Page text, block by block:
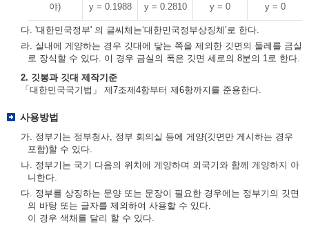
야)
y = 0.1988
y = 0.2810
y = 0
y = 0
다. '대한민국정부' 의 글씨체는‘대한민국정부상징체’로 한다.
라. 실내에 게양하는 경우 깃대에 닿는 쪽을 제외한 깃면의 둘레를 금실
로 장식할 수 있다. 이 경우 금실의 폭은 깃면 세로의 8분의 1로 한다.
2. 깃봉과 깃대 제작기준
「대한민국국기법」 제7조제4항부터 제6항까지를 준용한다.
사용방법
가. 정부기는 정부청사, 정부 회의실 등에 게양(깃면만 게시하는 경우
포함)할 수 있다.
나. 정부기는 국기 다음의 위치에 게양하며 외국기와 함께 게양하지 아
니한다.
다. 정부를 상징하는 문양 또는 문장이 필요한 경우에는 정부기의 깃면
의 바탕 또는 글자를 제외하여 사용할 수 있다.
이 경우 색채를 달리 할 수 있다.